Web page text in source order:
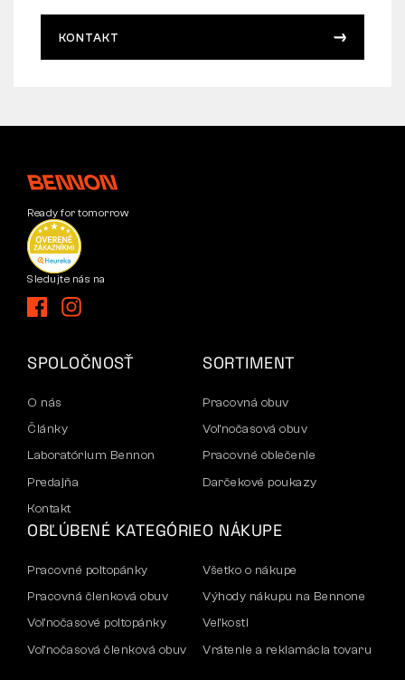
KONTAKT
Ready for tomorrow
Sledujte nás na
SPOLOČNOSŤ
O nás
Články
Laboratórium Bennon
Predajňa
Kontakt
SORTIMENT
Pracovná obuv
Voľnočasová obuv
Pracovné oblečenie
Darčekové poukazy
OBĽÚBENÉ KATEGÓRIE
Pracovné poltopánky
Pracovná členková obuv
Voľnočasové poltopánky
Voľnočasová členková obuv
O NÁKUPE
Všetko o nákupe
Výhody nákupu na Bennone
Veľkosti
Vrátenie a reklamácia tovaru